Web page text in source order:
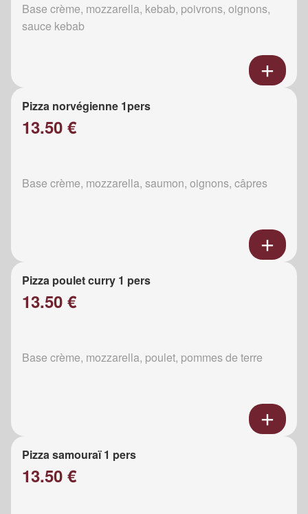
Base crème, mozzarella, kebab, poivrons, oignons,
sauce kebab
Pizza norvégienne 1pers
13.50 €
Base crème, mozzarella, saumon, oignons, câpres
Pizza poulet curry 1 pers
13.50 €
Base crème, mozzarella, poulet, pommes de terre
Pizza samouraï 1 pers
13.50 €